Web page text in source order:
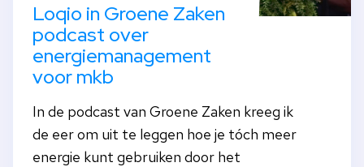
Loqio in Groene Zaken
podcast over
energiemanagement
voor mkb
In de podcast van Groene Zaken kreeg ik
de eer om uit te leggen hoe je tóch meer
energie kunt gebruiken door het